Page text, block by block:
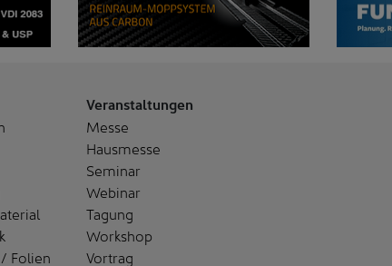
Folien
Veranstaltungen
Messe
Hausmesse
Seminar
Webinar
Tagung
Workshop
Vortrag